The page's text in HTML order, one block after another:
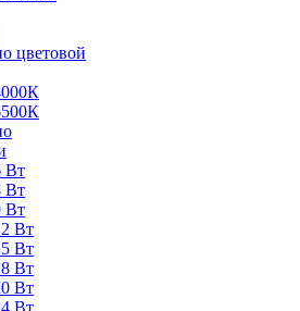
цветовой
Вт
Вт
Вт
Вт
Вт
Вт
Вт
Вт